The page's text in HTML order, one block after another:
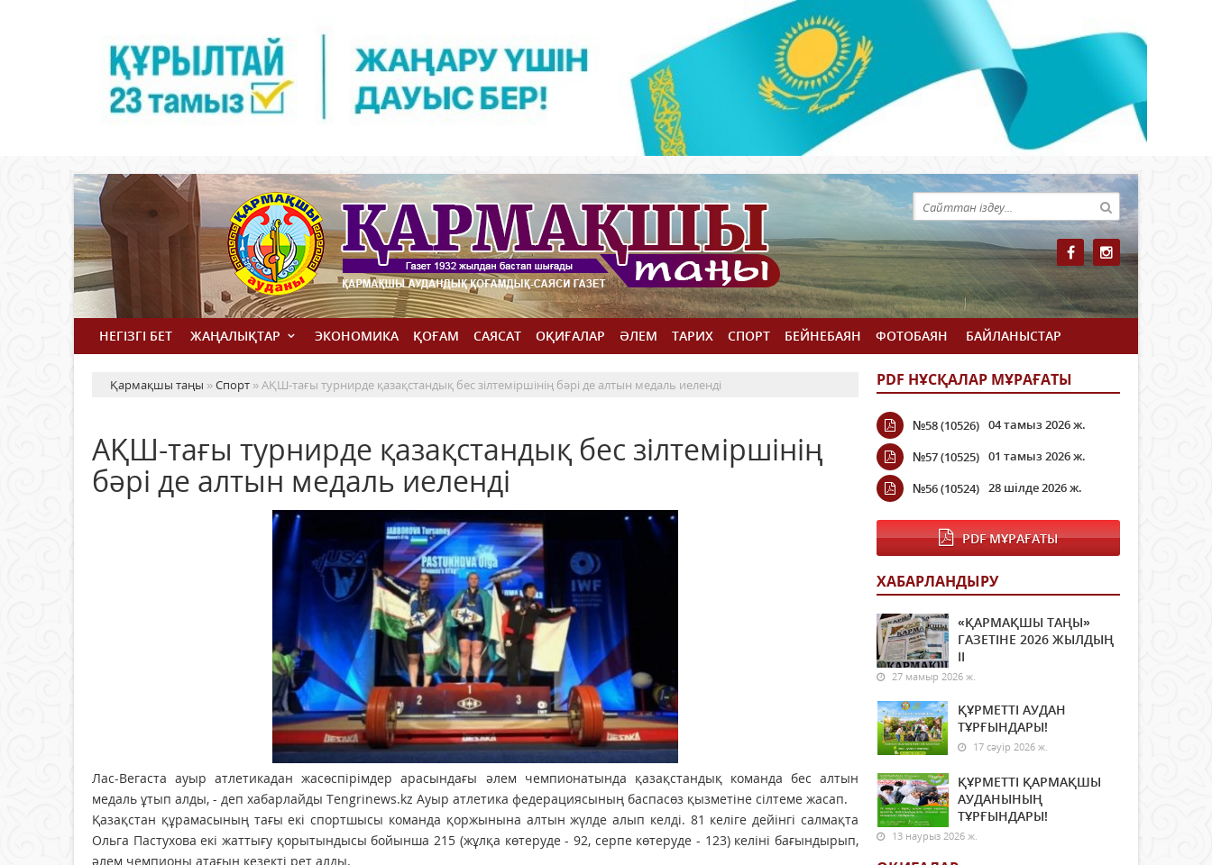
НЕГІЗГІ БЕТ ЖАҢАЛЫҚТАР ЭКОНОМИКА ҚОҒАМ САЯСАТ ОҚИҒАЛАР ӘЛЕМ ТАРИХ СПОРТ БЕЙНЕБАЯН ФОТОБАЯН БАЙЛАНЫСТАР
Қармақшы таңы »Спорт » АҚШ-тағы турнирде қазақстандық бес зілтеміршінің бәрі де алтын медаль иеленді
АҚШ-тағы турнирде қазақстандық бес зілтеміршінің
бәрі де алтын медаль иеленді
Лас-Вегаста ауыр атлетикадан жасөспірімдер арасындағы әлем чемпионатында қазақстандық команда бес алтын
медаль ұтып алды, - деп хабарлайды Tengrinews.kz Ауыр атлетика федерациясының баспасөз қызметіне сілтеме жасап.
Қазақстан құрамасының тағы екі спортшысы команда қоржынына алтын жүлде алып келді. 81 келіге дейінгі салмақта
Ольга Пастухова екі жаттығу қорытындысы бойынша 215 (жұлқа көтеруде - 92, серпе көтеруде - 123) келіні бағындырып,
әлем чемпионы атағын кезекті рет алды.
PDF НҰСҚАЛАР МҰРАҒАТЫ
№58 (10526) 04 тамыз 2026 ж.
№57 (10525) 01 тамыз 2026 ж.
№56 (10524) 28 шілде 2026 ж.
PDF МҰРАҒАТЫ
ХАБАРЛАНДЫРУ
«ҚАРМАҚШЫ ТАҢЫ»
ГАЗЕТІНЕ 2026 ЖЫЛДЫҢ
ІI
27 мамыр 2026 ж.
ҚҰРМЕТТІ АУДАН
ТҰРҒЫНДАРЫ!
17 сәуір 2026 ж.
ҚҰРМЕТТІ ҚАРМАҚШЫ
АУДАНЫНЫҢ
ТҰРҒЫНДАРЫ!
13 наурыз 2026 ж.